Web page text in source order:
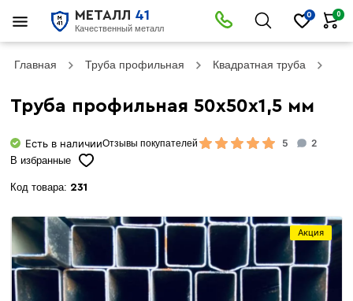
МЕТАЛЛ 41
Качественный металл
0 0
Главная Труба профильная Квадратная труба
Труба профильная 50х50х1,5 мм
Есть в наличииОтзывы покупателей 5 2
В избранные
Код товара: 231
Акция